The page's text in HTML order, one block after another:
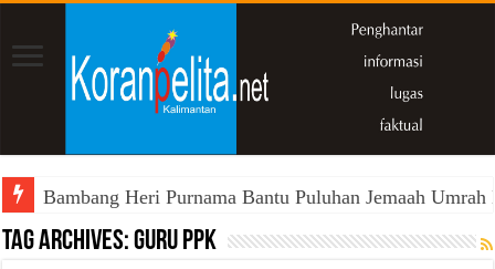
Bambang Heri Purnama Bantu Puluhan Jemaah
Tag Archives:Guru PPK